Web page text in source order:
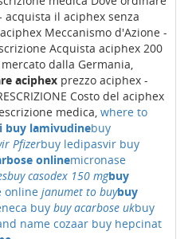
il aciphex senza
Meccanismo d'Azione -
Acquista aciphex 200
dalla Germania,
aciphex prezzo aciphex -
Costo del aciphex
medica, where to
buy lamivudinebuy
Pfizerbuy ledipasvir buy
onlinemicronase
buy casodex 150 mgbuy
online janumet to buybuy
buy buy acarbose ukbuy
name cozaar buy hepcinat